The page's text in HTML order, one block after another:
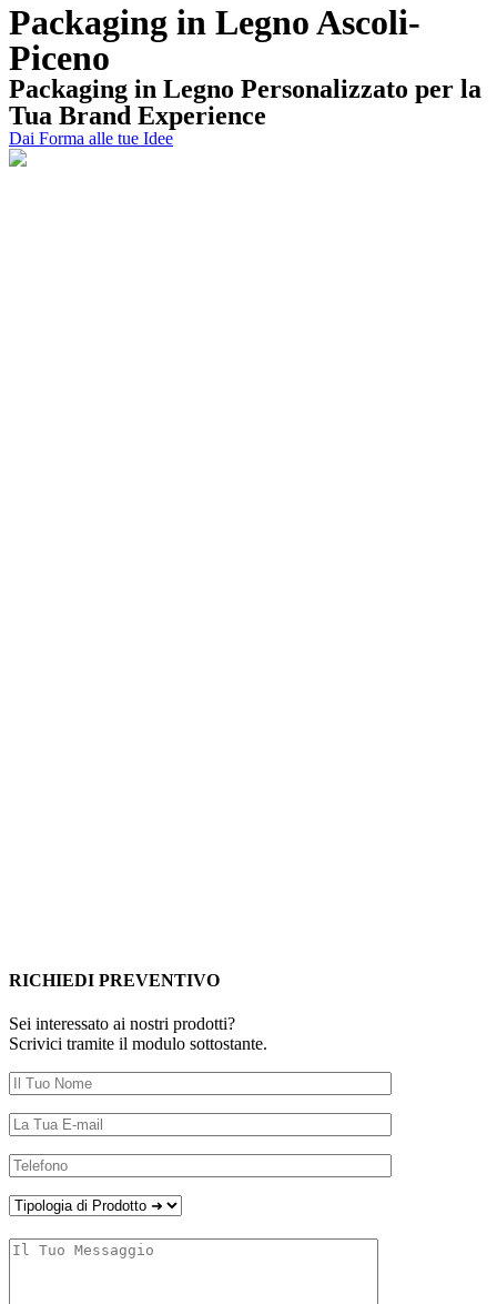
Packaging in Legno Ascoli-
Piceno
Packaging in Legno Personalizzato per la
Tua Brand Experience
Dai Forma alle tue Idee
RICHIEDI PREVENTIVO
Sei interessato ai nostri prodotti?
Scrivici tramite il modulo sottostante.
Sono: